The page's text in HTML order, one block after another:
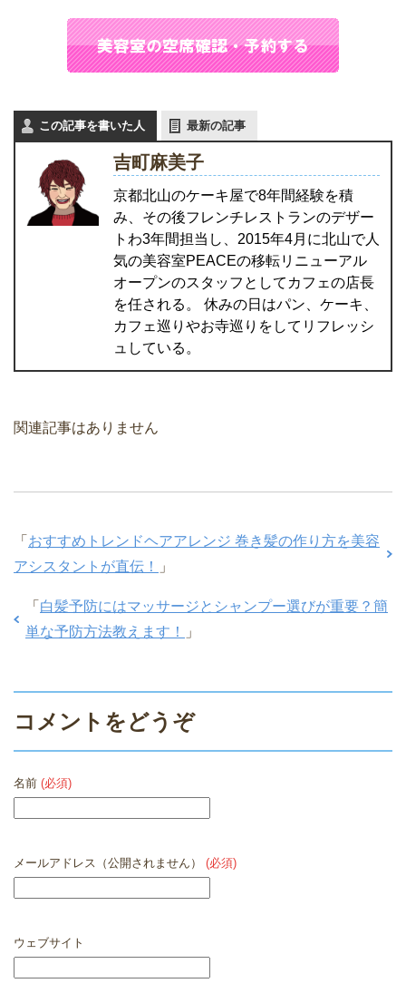
この記事を書いた人 最新の記事
吉町麻美子
京都北山のケーキ屋で8年間経験を積
み、その後フレンチレストランのデザー
トわ3年間担当し、2015年4月に北山で人
気の美容室PEACEの移転リニューアル
オープンのスタッフとしてカフェの店長
を任される。 休みの日はパン、ケーキ、
カフェ巡りやお寺巡りをしてリフレッシ
ュしている。
関連記事はありません
「 おすすめトレンドヘアアレンジ 巻き髪の作り方を美容
アシスタントが直伝！
」
「 白髪予防にはマッサージとシャンプー選びが重要？簡
単な予防方法教えます！
」
コメントをどうぞ
名前 (必須)
メールアドレス（公開されません） (必須)
ウェブサイト